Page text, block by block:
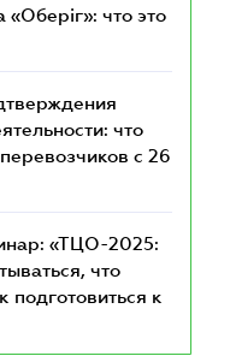
что это
что
с 26
«ТЦО-2025:
что
подготовиться к